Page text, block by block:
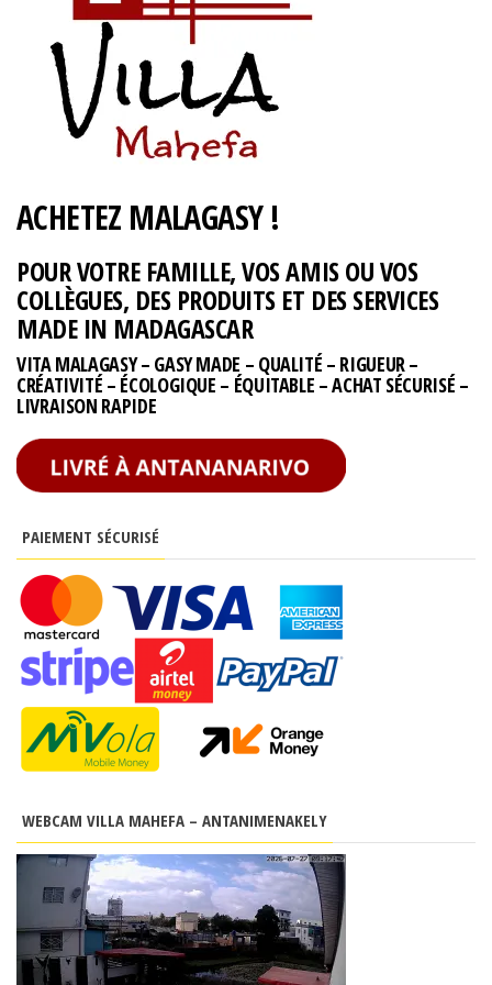
ACHETEZ MALAGASY !
POUR VOTRE FAMILLE, VOS AMIS OU VOS
COLLÈGUES, DES PRODUITS ET DES SERVICES
MADE IN MADAGASCAR
VITA MALAGASY – GASY MADE – QUALITÉ – RIGUEUR –
CRÉATIVITÉ – ÉCOLOGIQUE – ÉQUITABLE – ACHAT SÉCURISÉ –
LIVRAISON RAPIDE
PAIEMENT SÉCURISÉ
WEBCAM VILLA MAHEFA – ANTANIMENAKELY